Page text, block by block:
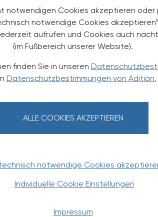
notwendigen Cookies akzeptieren oder
notwendige Cookies
aufrufen und Cookies auch
(im Fußbereich unserer Website).
finden Sie in unseren
Datenschutzbestimmungen von Adition.
ALLE COOKIES AKZEPTIEREN
notwendige Cookies
Individuelle Cookie Einstellungen
Impressum
03.02.2025